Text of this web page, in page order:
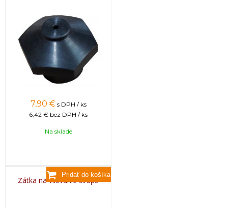
7,90 € s DPH / ks
6,42 € bez DPH / ks
Na sklade
Zátka na vlievanie sirupu